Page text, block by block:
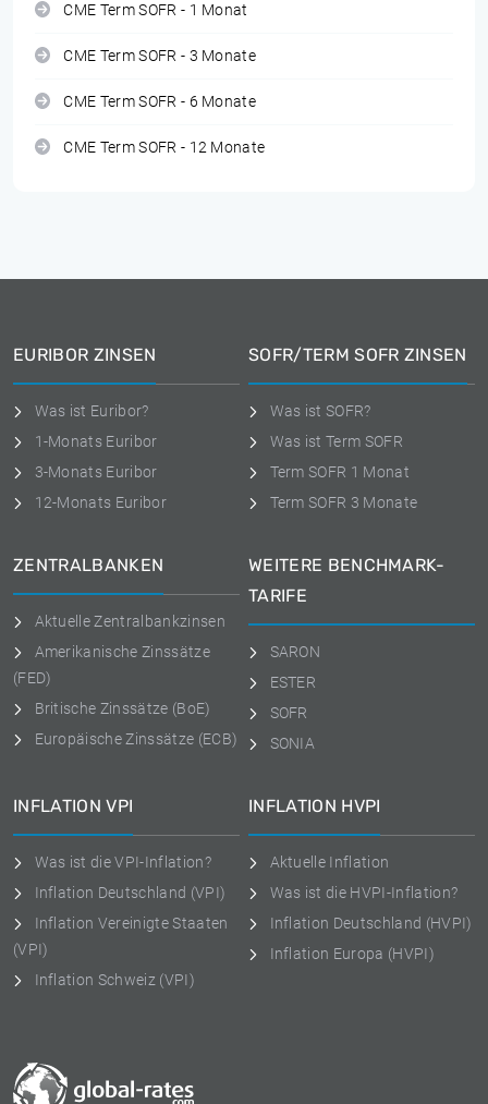
CME Term SOFR - 1 Monat
CME Term SOFR - 3 Monate
CME Term SOFR - 6 Monate
CME Term SOFR - 12 Monate
EURIBOR ZINSEN
Was ist Euribor?
1-Monats Euribor
3-Monats Euribor
12-Monats Euribor
SOFR/TERM SOFR ZINSEN
Was ist SOFR?
Was ist Term SOFR
Term SOFR 1 Monat
Term SOFR 3 Monate
ZENTRALBANKEN
Aktuelle Zentralbankzinsen
Amerikanische Zinssätze
(FED)
Britische Zinssätze (BoE)
Europäische Zinssätze (ECB)
WEITERE BENCHMARK-
TARIFE
SARON
ESTER
SOFR
SONIA
INFLATION VPI
Was ist die VPI-Inflation?
Inflation Deutschland (VPI)
Inflation Vereinigte Staaten
(VPI)
Inflation Schweiz (VPI)
INFLATION HVPI
Aktuelle Inflation
Was ist die HVPI-Inflation?
Inflation Deutschland (HVPI)
Inflation Europa (HVPI)